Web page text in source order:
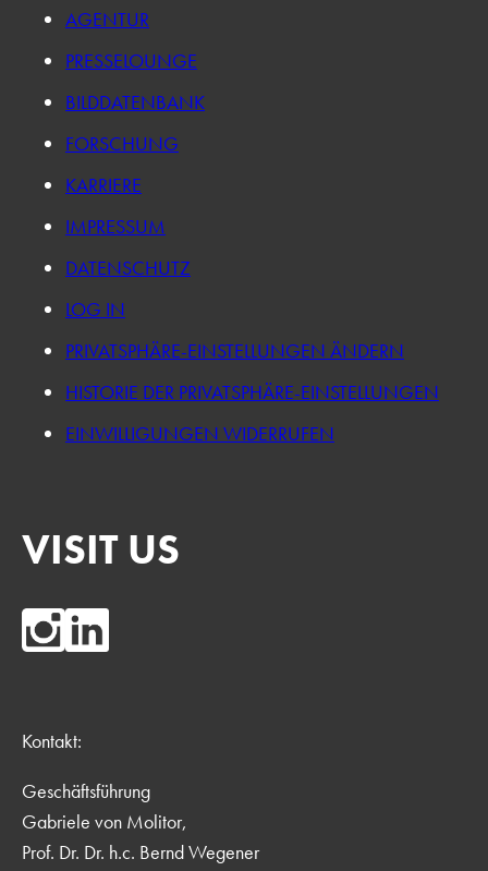
AGENTUR
PRESSELOUNGE
BILDDATENBANK
FORSCHUNG
KARRIERE
IMPRESSUM
DATENSCHUTZ
LOG IN
PRIVATSPHÄRE-EINSTELLUNGEN ÄNDERN
HISTORIE DER PRIVATSPHÄRE-EINSTELLUNGEN
EINWILLIGUNGEN WIDERRUFEN
VISIT US
Kontakt:
Geschäftsführung
Gabriele von Molitor,
Prof. Dr. Dr. h.c. Bernd Wegener